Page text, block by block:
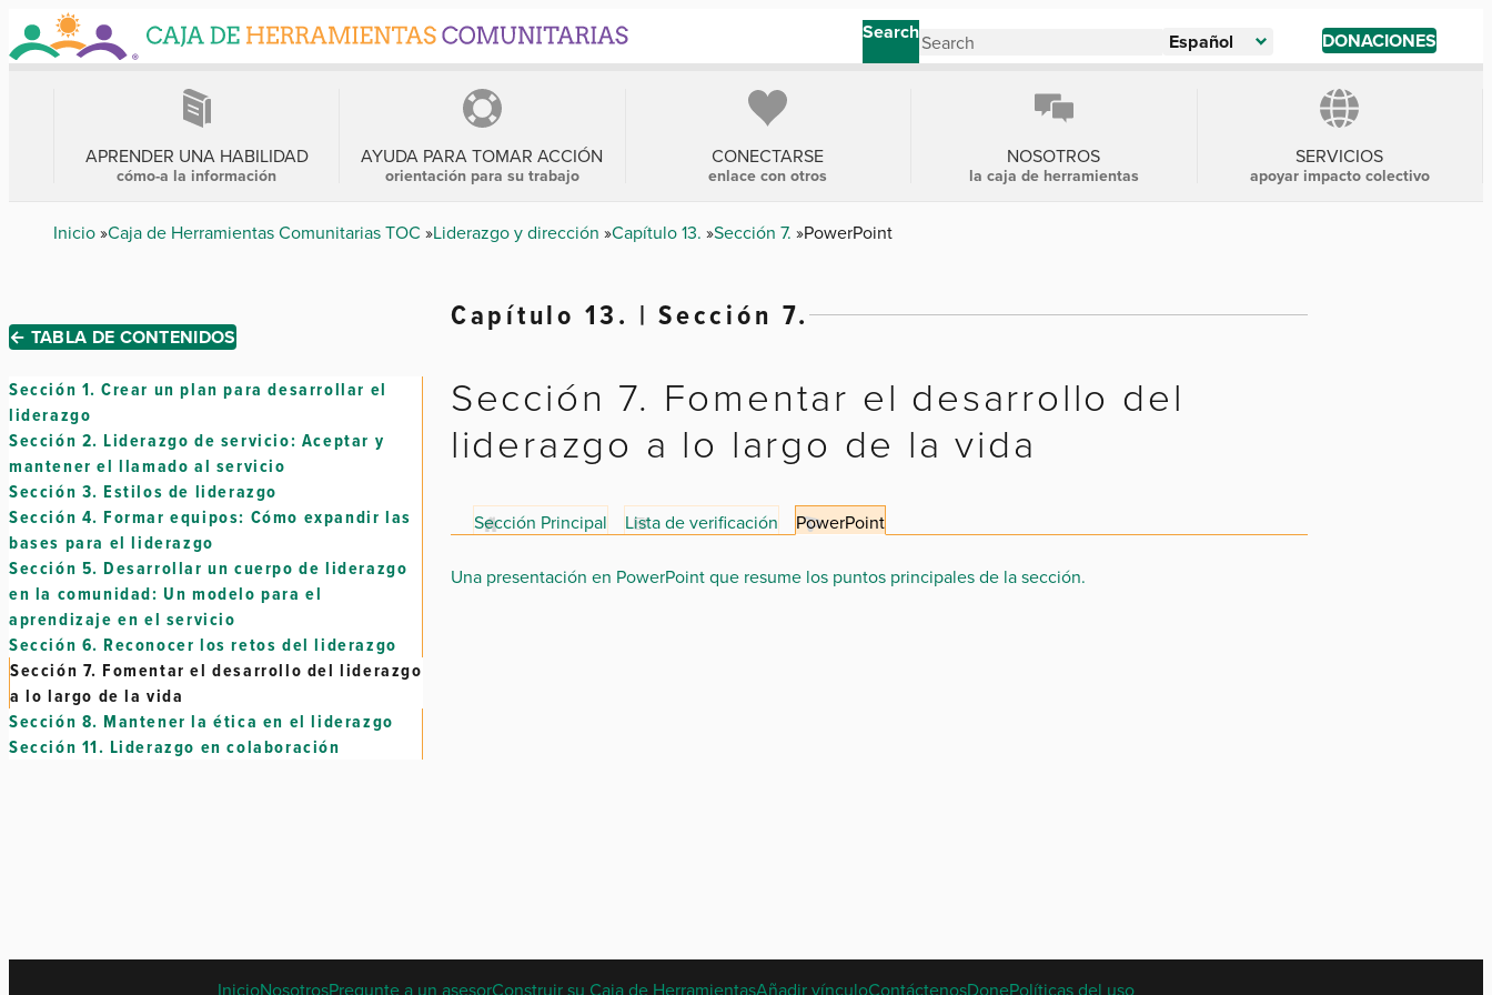
Skip
to
main
Search Español DONACIONES
APRENDER UNA HABILIDAD
cómo-a la información
AYUDA PARA TOMAR ACCIÓN
orientación para su trabajo
CONECTARSE
enlace con otros
NOSOTROS
la caja de herramientas
SERVICIOS
apoyar impacto colectivo
Breadcrumb
Inicio Caja de Herramientas Comunitarias TOC Liderazgo y dirección Capítulo 13. Sección 7. PowerPoint
← TABLA DE CONTENIDOS
Sección 1. Crear un plan para desarrollar el
liderazgo
Sección 2. Liderazgo de servicio: Aceptar y
mantener el llamado al servicio
Sección 3. Estilos de liderazgo
Sección 4. Formar equipos: Cómo expandir las
bases para el liderazgo
Sección 5. Desarrollar un cuerpo de liderazgo
en la comunidad: Un modelo para el
aprendizaje en el servicio
Sección 6. Reconocer los retos del liderazgo
Sección 7. Fomentar el desarrollo del liderazgo
a lo largo de la vida
Sección 8. Mantener la ética en el liderazgo
Sección 11. Liderazgo en colaboración
Capítulo 13. | Sección 7.
Sección 7. Fomentar el desarrollo del
liderazgo a lo largo de la vida
Sección Principal Lista de verificación PowerPoint
Una presentación en PowerPoint que resume los puntos principales de la sección.
SPANISH
InicioNosotrosPregunte a un asesorConstruir su Caja de HerramientasAñadir vínculoContáctenosDonePolíticas del uso